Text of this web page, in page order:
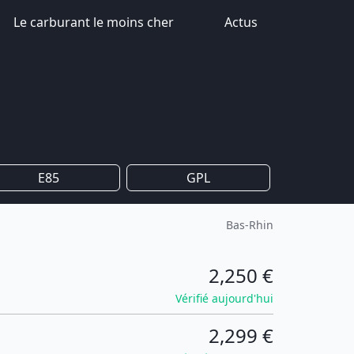
Le carburant le moins cher Actus
E85 GPL
Bas-Rhin
2,250 €
Vérifié aujourd'hui
2,299 €